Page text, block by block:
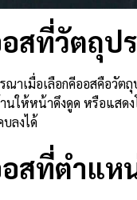
สที่วัตถุป
ณาเมื่อเลือกคีออสคือวัต
นให้หน้าดึงดูด หรือแสด
ลงได้
สที่ตำแห